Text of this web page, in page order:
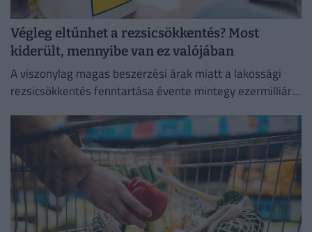
Végleg eltűnhet a rezsicsökkentés? Most
kiderült, mennyibe van ez valójában
A viszonylag magas beszerzési árak miatt a lakossági
rezsicsökkentés fenntartása évente mintegy ezermilliárd